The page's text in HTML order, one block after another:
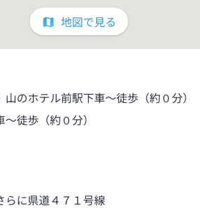
地図で見る
のホテル前駅下車～徒歩（約０分）
徒歩（約０分）
らに県道４７１号線